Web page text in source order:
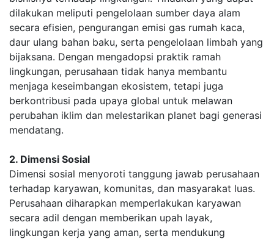
dilakukan meliputi pengelolaan sumber daya alam
secara efisien, pengurangan emisi gas rumah kaca,
daur ulang bahan baku, serta pengelolaan limbah yang
bijaksana. Dengan mengadopsi praktik ramah
lingkungan, perusahaan tidak hanya membantu
menjaga keseimbangan ekosistem, tetapi juga
berkontribusi pada upaya global untuk melawan
perubahan iklim dan melestarikan planet bagi generasi
mendatang.
2. Dimensi Sosial
Dimensi sosial menyoroti tanggung jawab perusahaan
terhadap karyawan, komunitas, dan masyarakat luas.
Perusahaan diharapkan memperlakukan karyawan
secara adil dengan memberikan upah layak,
lingkungan kerja yang aman, serta mendukung